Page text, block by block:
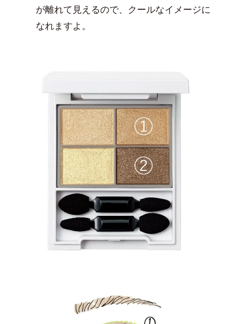
が離れて見えるので、クールなイメージに
なれますよ。